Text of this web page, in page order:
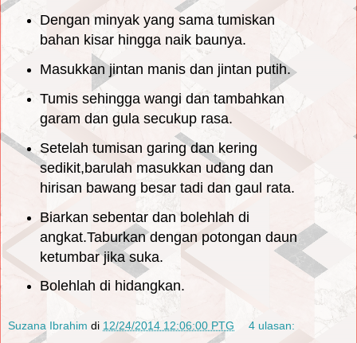
Dengan minyak yang sama tumiskan
bahan kisar hingga naik baunya.
Masukkan jintan manis dan jintan putih.
Tumis sehingga wangi dan tambahkan
garam dan gula secukup rasa.
Setelah tumisan garing dan kering
sedikit,barulah masukkan udang dan
hirisan bawang besar tadi dan gaul rata.
Biarkan sebentar dan bolehlah di
angkat.Taburkan dengan potongan daun
ketumbar jika suka.
Bolehlah di hidangkan.
Suzana Ibrahim di 12/24/2014 12:06:00 PTG 4 ulasan: